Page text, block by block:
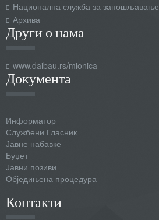
Национална служба за запошљавање
Архива
Други о нама
www.daibau.rs/mionica
Документа
Информатор
Службени Гласник
Јавне набавке
Буџет
Јавни позиви
Обједињена процедура
Контакти